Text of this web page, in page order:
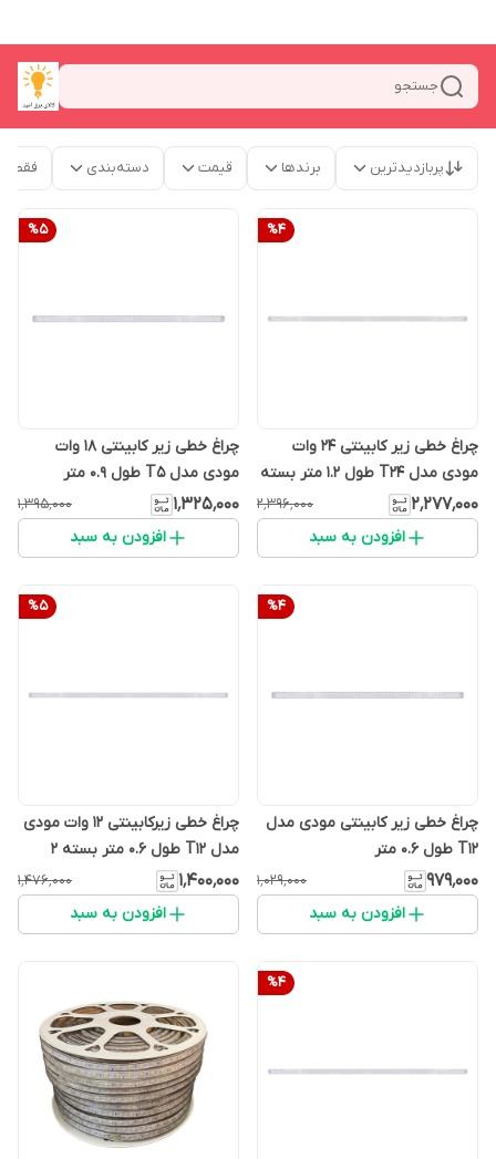
جستجو
پربازدیدترین برندها قیمت دسته‌بندی فقط
%4
چراغ خطی زیر کابینتی 24 وات
مودی مدل T24 طول 1.2 متر بسته
2 عددی
۲٬۲۷۷٬۰۰۰ ۲٬۳۹۶٬۰۰۰
افزودن به سبد
%5
چراغ خطی زیر کابینتی 18 وات
مودی مدل T5 طول 0.9 متر
۱٬۳۲۵٬۰۰۰ ۱٬۳۹۵٬۰۰۰
افزودن به سبد
%4
چراغ خطی زیر کابینتی مودی مدل
T12 طول 0.6 متر
۹۷۹٬۰۰۰ ۱٬۰۲۹٬۰۰۰
افزودن به سبد
%5
چراغ خطی زیرکابینتی 12 وات مودی
مدل T12 طول 0.6 متر بسته 2
عددی
۱٬۴۰۰٬۰۰۰ ۱٬۴۷۶٬۰۰۰
افزودن به سبد
%4